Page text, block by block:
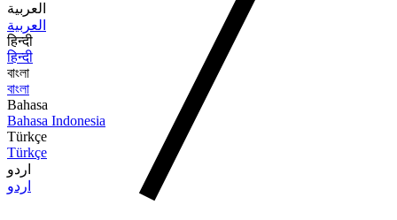
العربية
العربية
हिन्दी
हिन्दी
বাংলা
বাংলা
Bahasa
Bahasa Indonesia
Türkçe
Türkçe
اردو
اردو